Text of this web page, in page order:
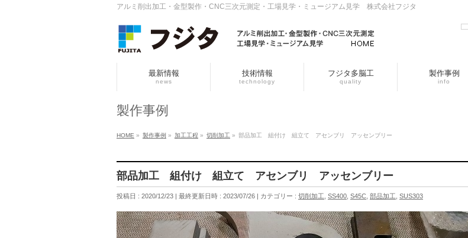
アルミ削出加工・金型製作・CNC三次元測定・工場見学・ミュージアム見学 株式会社フジタ
最新情報
news
技術情報
technology
フジタ多脳工
quality
製作事例
info
製作事例
HOME » 製作事例 » 加工工程 » 切削加工 » 部品加工 組付け 組立て アセンブリ アッセンブリー
部品加工 組付け 組立て アセンブリ アッセンブリー
投稿日 : 2020/12/23 最終更新日時 : 2023/07/26 カテゴリー : 切削加工 SS400 S45C 部品加工 SUS303